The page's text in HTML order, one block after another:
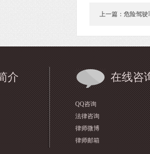
上一篇：危险驾
介 在线咨
QQ咨询
法律咨询
律师微博
律师邮箱